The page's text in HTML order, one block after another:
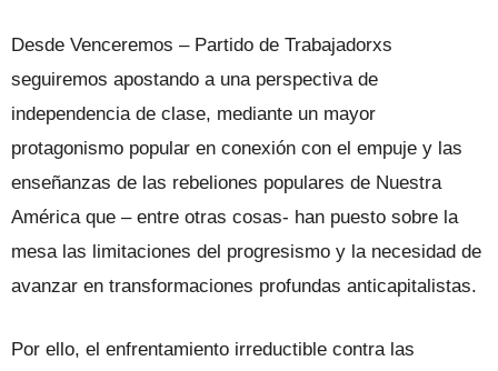
Desde Venceremos – Partido de Trabajadorxs
seguiremos apostando a una perspectiva de
independencia de clase, mediante un mayor
protagonismo popular en conexión con el empuje y las
enseñanzas de las rebeliones populares de Nuestra
América que – entre otras cosas- han puesto sobre la
mesa las limitaciones del progresismo y la necesidad de
avanzar en transformaciones profundas anticapitalistas.
Por ello, el enfrentamiento irreductible contra las